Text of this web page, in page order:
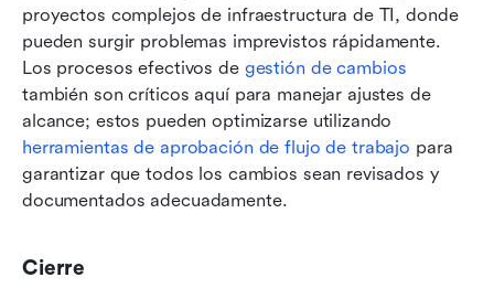
proyectos complejos de infraestructura de TI, donde
pueden surgir problemas imprevistos rápidamente.
Los procesos efectivos de gestión de cambios
también son críticos aquí para manejar ajustes de
herramientas de aprobación de flujo de trabajo para
garantizar que todos los cambios sean revisados y
documentados adecuadamente.
Cierre